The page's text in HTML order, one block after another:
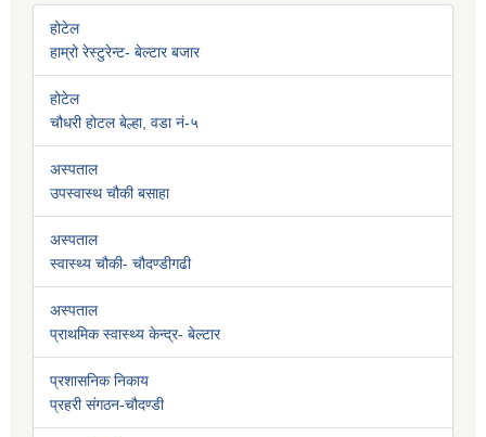
होटेल
हाम्रो रेस्टुरेन्ट- बेल्टार बजार
होटेल
चौधरी होटल बेल्हा, वडा नं-५
अस्पताल
उपस्वास्थ चौकी बसाहा
अस्पताल
स्वास्थ्य चौकी- चौदण्डीगढी
अस्पताल
प्राथमिक स्वास्थ्य केन्द्र- बेल्टार
प्रशासनिक निकाय
प्रहरी संगठन-चौदण्डी